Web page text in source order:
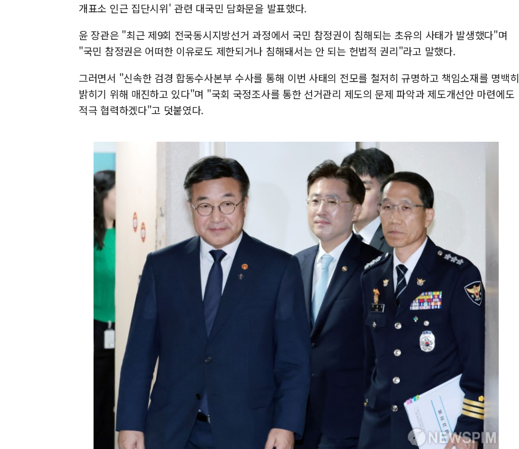
개표소 인근 집단시위' 관련 대국민 담화문을 발표했다.
윤 장관은 "최근 제9회 전국동시지방선거 과정에서 국민 참정권이 침해되는 초유의 사태가 발생했다"며
"국민 참정권은 어떠한 이유로도 제한되거나 침해돼서는 안 되는 헌법적 권리"라고 말했다.
그러면서 "신속한 검경 합동수사본부 수사를 통해 이번 사태의 전모를 철저히 규명하고 책임소재를 명백히
밝히기 위해 매진하고 있다"며 "국회 국정조사를 통한 선거관리 제도의 문제 파악과 제도개선안 마련에도
적극 협력하겠다"고 덧붙였다.